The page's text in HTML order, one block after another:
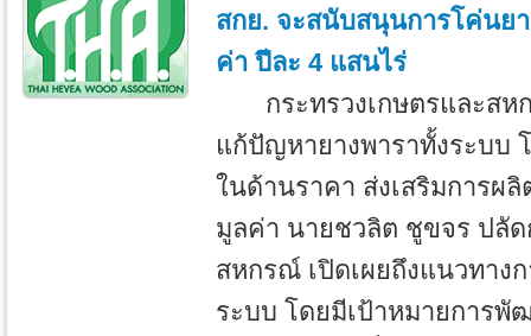
สกย. จะสนับสนุนการโค่นย
ค่า ปีละ 4 แสนไร่
กระทรวงเกษตรและสห
แก้ปัญหายางพาราทั้งระบบ
ในด้านราคา ส่งเสริมการผ
มูลค่า นายชวลิต ชูขจร ปลัด
สหกรณ์ เปิดเผยถึงแนวทาง
ระบบ โดยมีเป้าหมายการพั